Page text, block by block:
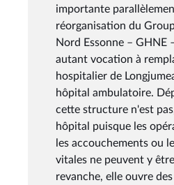
importante
réorganisation du
Nord Essonne – GHNE
autant vocation à
hospitalier de
hôpital ambulatoire.
cette structure n'est
hôpital puisque les
les accouchements ou
vitales ne peuvent y
revanche, elle ouvre